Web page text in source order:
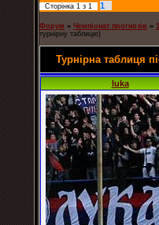
Сторінка 1 з 1 1
Форум » Чемпіонат прогнозів »
турнірну таблицю)
Турнірна таблиця
luka